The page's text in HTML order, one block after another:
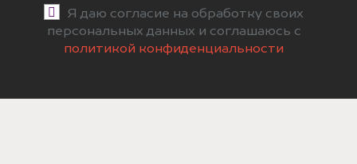
Я даю согласие на обработку своих
персональных данных и соглашаюсь с
политикой конфиденциальности